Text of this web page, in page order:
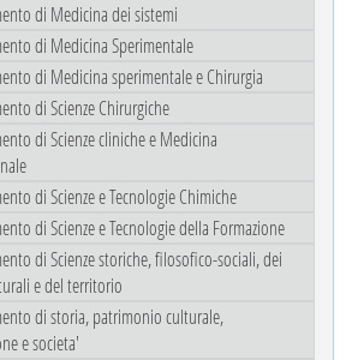
di Medicina dei sistemi
di Medicina Sperimentale
di Medicina sperimentale e Chirurgia
di Scienze Chirurgiche
di Scienze cliniche e Medicina
di Scienze e Tecnologie Chimiche
di Scienze e Tecnologie della Formazione
di Scienze storiche, filosofico-sociali, dei
e del territorio
di storia, patrimonio culturale,
e societa'